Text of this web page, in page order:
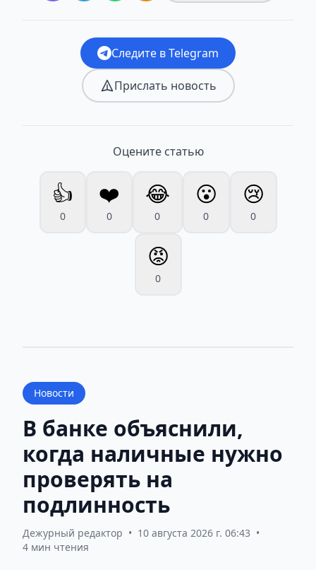
Следите в Telegram
Прислать новость
Оцените статью
👍
0
❤️
0
😂
0
😮
0
😢
0
😡
0
Новости
В банке объяснили,
когда наличные нужно
проверять на
подлинность
Дежурный редактор • 10 августа 2026 г. 06:43 •
4 мин чтения